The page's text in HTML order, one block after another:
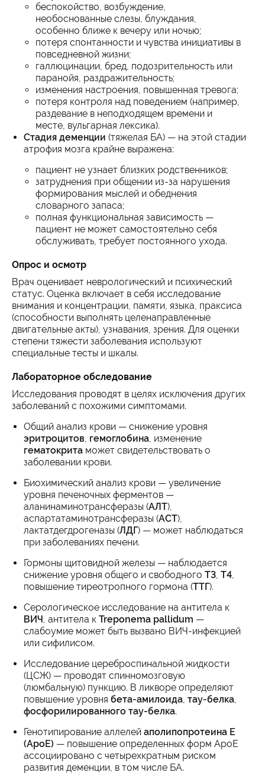
беспокойство, возбуждение,
необоснованные слезы, блуждания,
особенно ближе к вечеру или ночью;
потеря спонтанности и чувства инициативы в
повседневной жизни;
галлюцинации, бред, подозрительность или
паранойя, раздражительность;
изменения настроения, повышенная тревога;
потеря контроля над поведением (например,
раздевание в неподходящем времени и
месте, вульгарная лексика).
Стадия деменции (тяжелая БА) — на этой стадии
атрофия мозга крайне выражена:
пациент не узнает близких родственников;
затруднения при общении из-за нарушения
формирования мыслей и обеднения
словарного запаса;
полная функциональная зависимость —
пациент не может самостоятельно себя
обслуживать, требует постоянного ухода.
Опрос и осмотр
Врач оценивает неврологический и психический
статус. Оценка включает в себя исследование
внимания и концентрации, памяти, языка, праксиса
(способности выполнять целенаправленные
двигательные акты), узнавания, зрения. Для оценки
степени тяжести заболевания используют
специальные тесты и шкалы.
Лабораторное обследование
Исследования проводят в целях исключения других
заболеваний с похожими симптомами.
Общий анализ крови — снижение уровня
эритроцитов, гемоглобина, изменение
гематокрита может свидетельствовать о
заболевании крови.
Биохимический анализ крови — увеличение
уровня печеночных ферментов —
аланинаминотрансферазы (АЛТ),
аспартатаминотрансферазы (АСТ),
лактатдегдрогеназы (ЛДГ) — может наблюдаться
при заболеваниях печени.
Гормоны щитовидной железы — наблюдается
снижение уровня общего и свободного Т3, Т4,
повышение тиреотропного гормона (ТТГ).
Серологическое исследование на антитела к
ВИЧ, антитела к Treponema pallidum —
слабоумие может быть вызвано ВИЧ-инфекцией
или сифилисом.
Исследование цереброспинальной жидкости
(ЦСЖ) — проводят спинномозговую
(люмбальную) пункцию. В ликворе определяют
повышение уровня бета-амилоида, тау-белка,
фосфорилированного тау-белка.
Генотипирование аллелей аполипопротеина E
(ApoE) — повышение определенных форм ApoE
ассоциировано с четырехкратным риском
развития деменции, в том числе БА.